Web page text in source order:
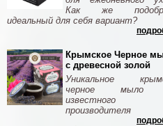
Как же
идеальный для себя вариант?
Крымское Черное
с древесной золой
Уникальное
черное мыло
известного
производителя